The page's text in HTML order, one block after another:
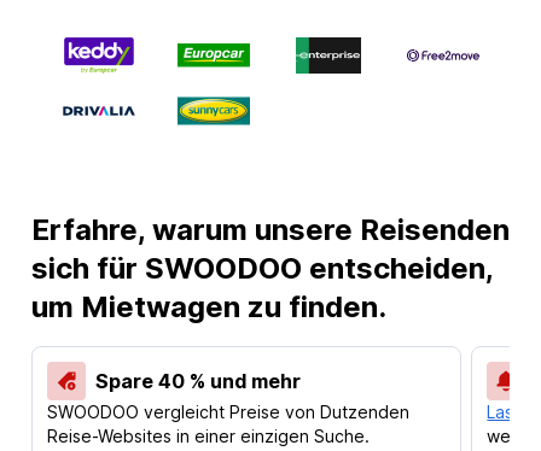
Erfahre, warum unsere Reisenden
sich für SWOODOO entscheiden,
um Mietwagen zu finden.
Spare 40 % und mehr
SWOODOO vergleicht Preise von Dutzenden
Reise-Websites in einer einzigen Suche.
Lass